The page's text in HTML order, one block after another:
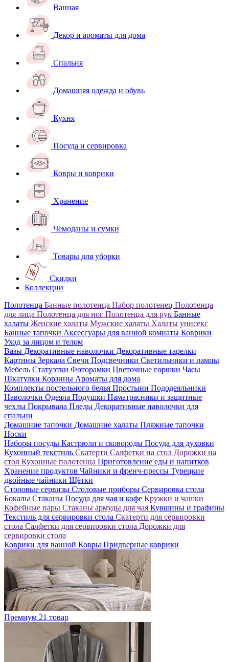
Ванная
Декор и ароматы для дома
Спальня
Домашняя одежда и обувь
Кухня
Посуда и сервировка
Ковры и коврики
Хранение
Чемоданы и сумки
Товары для уборки
Скидки
Коллекции
Полотенца Банные полотенца Набор полотенец Полотенца
для лица Полотенца для ног Полотенца для рук Банные
халаты Женские халаты Мужские халаты Халаты унисекс
Банные тапочки Аксессуары для ванной комнаты Коврики
Уход за лицом и телом
Вазы Декоративные наволочки Декоративные тарелки
Картины Зеркала Свечи Подсвечники Светильники и лампы
Мебель Статуэтки Фоторамки Цветочные горшки Часы
Шкатулки Корзины Ароматы для дома
Комплекты постельного белья Простыни Пододеяльники
Наволочки Одеяла Подушки Наматрасники и защитные
чехлы Покрывала Пледы Декоративные наволочки для
спальни
Домашние тапочки Домашние халаты Пляжные тапочки
Носки
Наборы посуды Кастрюли и сковороды Посуда для духовки
Кухонный текстиль Скатерти Салфетки на стол Дорожки на
стол Кухонные полотенца Приготовление еды и напитков
Хранение продуктов Чайники и френч-прессы Турецкие
двойные чайники Щётки
Столовые сервизы Столовые приборы Сервировка стола
Бокалы Стаканы Посуда для чая и кофе Кружки и чашки
Кофейные пары Стаканы армуды для чая Кувшины и графины
Текстиль для сервировки стола Скатерти для сервировки
стола Салфетки для сервировки стола Дорожки для
сервировки стола
Коврики для ванной Ковры Придверные коврики
Премиум 21 товар